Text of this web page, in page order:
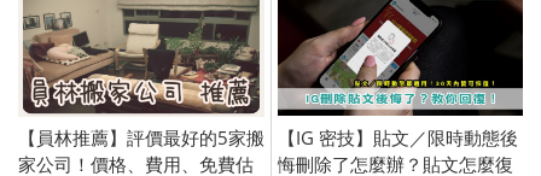
【員林推薦】評價最好的5家搬
家公司！價格、費用、免費估
【IG 密技】貼文／限時動態後
悔刪除了怎麼辦？貼文怎麼復